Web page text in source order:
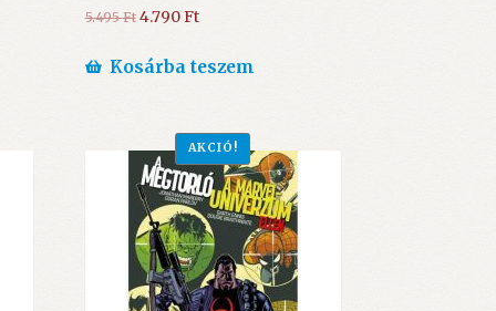
5.495Ft Original
was:
4.790FtCurrent
is:
Kosárba teszem
AKCIÓ!